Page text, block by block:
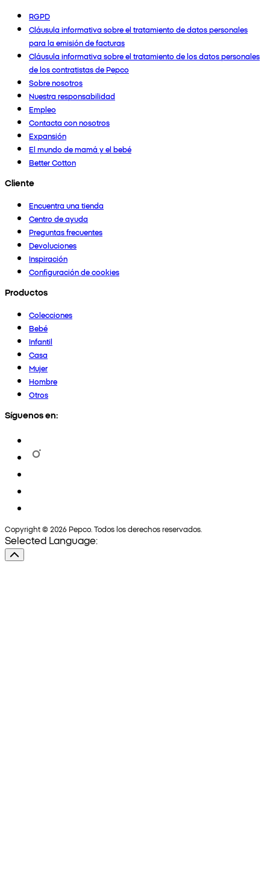
RGPD
Cláusula informativa sobre el tratamiento de datos personales
para la emisión de facturas
Cláusula informativa sobre el tratamiento de los datos personales
de los contratistas de Pepco
Sobre nosotros
Nuestra responsabilidad
Empleo
Contacta con nosotros
Expansión
El mundo de mamá y el bebé
Better Cotton
Cliente
Encuentra una tienda
Centro de ayuda
Preguntas frecuentes
Devoluciones
Inspiración
Configuración de cookies
Productos
Colecciones
Bebé
Infantil
Casa
Mujer
Hombre
Otros
Síguenos en:
Copyright © 2026 Pepco. Todos los derechos reservados.
Selected Language: